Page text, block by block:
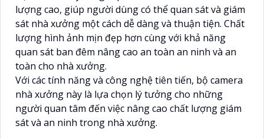
lượng cao, giúp người dùng có thể quan sát và giám
sát nhà xưởng một cách dễ dàng và thuận tiện. Chất
lượng hình ảnh mịn đẹp hơn cùng với khả năng
quan sát ban đêm nâng cao an toàn an ninh và an
toàn cho nhà xưởng.
Với các tính năng và công nghệ tiên tiến, bộ camera
nhà xưởng này là lựa chọn lý tưởng cho những
người quan tâm đến việc nâng cao chất lượng giám
sát và an ninh trong nhà xưởng.